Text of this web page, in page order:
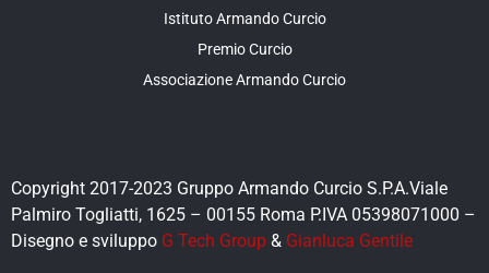
Istituto Armando Curcio
Premio Curcio
Associazione Armando Curcio
Copyright 2017-2023 Gruppo Armando Curcio S.P.A.Viale
Palmiro Togliatti, 1625 – 00155 Roma P.IVA 05398071000 –
Disegno e sviluppo G Tech Group & Gianluca Gentile